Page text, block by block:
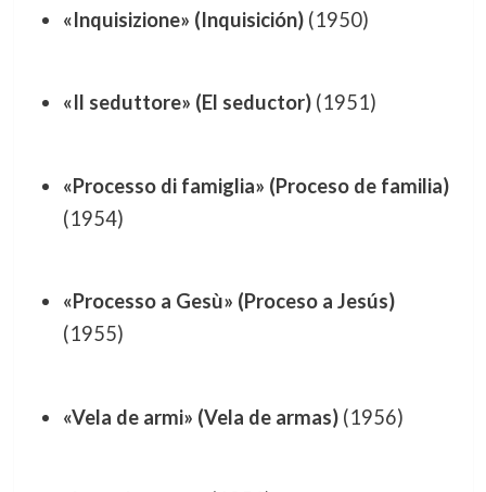
«Inquisizione» (Inquisición)(1950)
«Il seduttore» (El seductor)(1951)
«Processo di famiglia» (Proceso de familia)
(1954)
«Processo a Gesù» (Proceso a Jesús)
(1955)
«Vela de armi» (Vela de armas)(1956)